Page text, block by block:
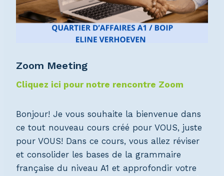
Zoom Meeting
Cliquez ici pour notre rencontre Zoom
Bonjour! Je vous souhaite la bienvenue dans
ce tout nouveau cours créé pour VOUS, juste
pour VOUS! Dans ce cours, vous allez réviser
et consolider les bases de la grammaire
française du niveau A1 et approfondir votre